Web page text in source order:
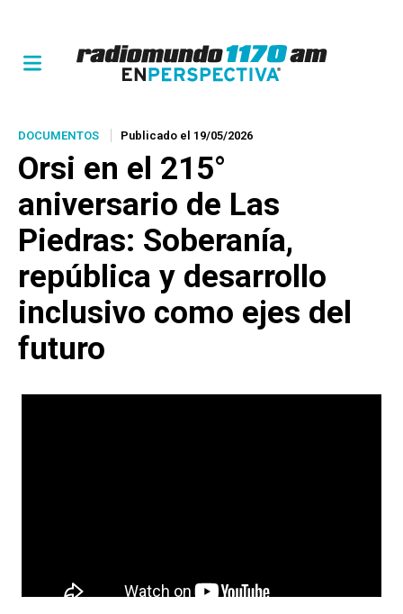
DOCUMENTOS Publicado el 19/05/2026
Orsi en el 215°
aniversario de Las
Piedras: Soberanía,
república y desarrollo
inclusivo como ejes del
futuro